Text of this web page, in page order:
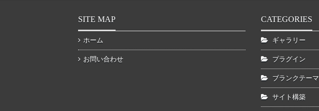
SITE MAP
ホーム
お問い合わせ
CATEGORIES
ギャラリー
プラグイン
ブランクテーマ
サイト構築